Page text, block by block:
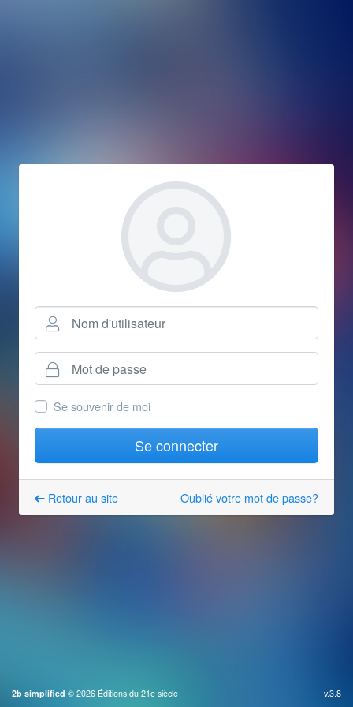
Nom d'utilisateur
Mot de passe
Se souvenir de moi
Se connecter
Retour au site Oublié votre mot de passe?
v.3.8
2b simplified © 2026 Éditions du 21e siècle